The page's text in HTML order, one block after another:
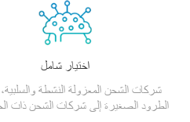
اختيار شامل
شركات الشحن المعزولة النشطة
الطرود الصغيرة إلى شركات الشحن ذات